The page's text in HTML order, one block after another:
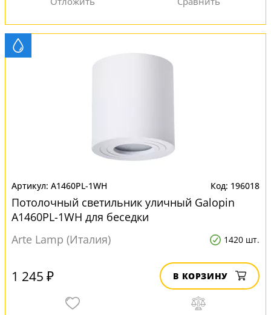
A1460PL-1WH 196018
Потолочный светильник уличный Galopin
A1460PL-1WH для беседки
Arte Lamp (Италия)
1420 шт.
1 245 ₽ В КОРЗИНУ